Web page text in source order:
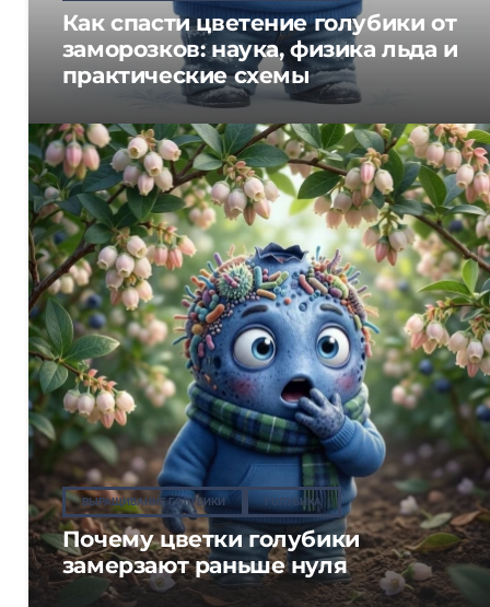
Как спасти цветение голубики от
заморозков: наука, физика льда и
практические схемы
ВЫРАЩИВАНИЕ ГОЛУБИКИ ГОЛУБИКА
Почему цветки голубики
замерзают раньше нуля